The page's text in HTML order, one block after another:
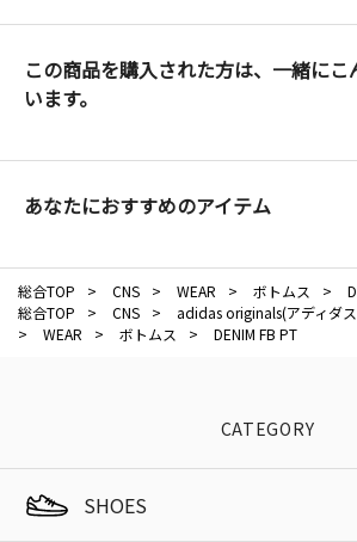
この商品を購入された方は、一緒に
います。
あなたにおすすめのアイテム
総合TOP > CNS > WEAR > ボトムス >
総合TOP
> CNS >
adidas originals(アディダ
>
WEAR > ボトムス > DENIM FB PT
CATEGORY
SHOES